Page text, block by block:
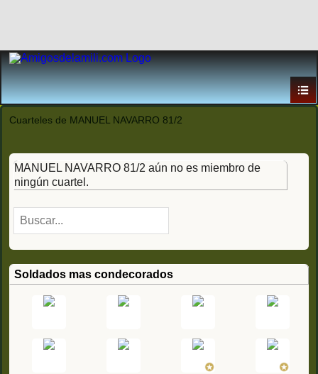
Cuarteles de MANUEL NAVARRO 81/2
MANUEL NAVARRO 81/2 aún no es miembro de
ningún cuartel.
Soldados mas condecorados